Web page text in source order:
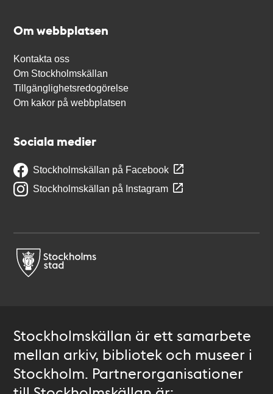
Om webbplatsen
Kontakta oss
Om Stockholmskällan
Tillgänglighetsredogörelse
Om kakor på webbplatsen
Sociala medier
Stockholmskällan på Facebook
Stockholmskällan på Instagram
Stockholmskällan är ett samarbete
mellan arkiv, bibliotek och museer i
Stockholm. Partnerorganisationer